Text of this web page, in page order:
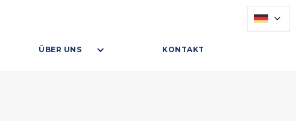
ÜBER UNS KONTAKT